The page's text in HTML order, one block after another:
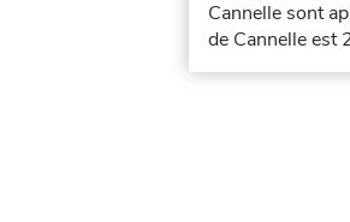
Cannelle sont
de Cannelle est